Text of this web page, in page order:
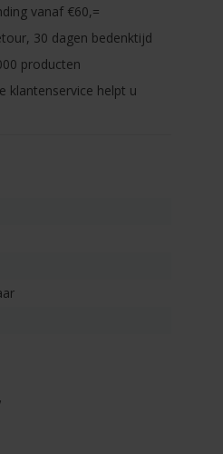
vanaf €60,=
30 dagen bedenktijd
producten
klantenservice helpt u